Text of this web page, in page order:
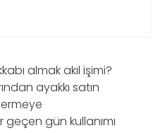
almak akıl işimi?
ayakkı satın
gün kullanımı